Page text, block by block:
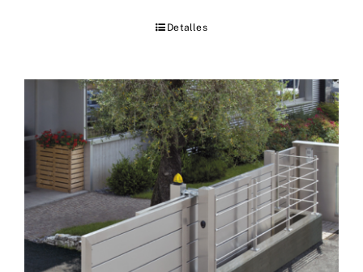
Detalles